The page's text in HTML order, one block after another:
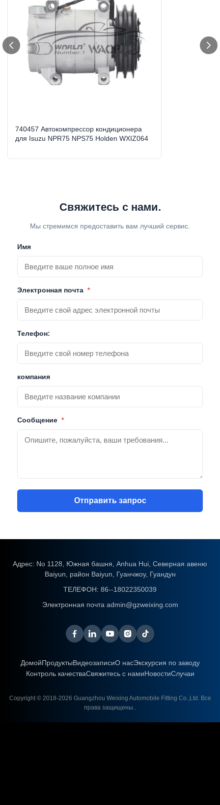
Warranty:
Type: Электрический компрессор AC
Voltage:
Weight:
740457 Автокомпрессор кондиционера
для Isuzu NPR75 NPS75 Holden WXIZ064
Свяжитесь с нами.
Мы стремимся предоставить вам лучший сервис.
Имя
Электронная почта *
Телефон:
компания
Сообщение *
Отправить запрос
Адрес: No 1128, Южная башня, Anhua Hui, Северная авеню
Baiyun, район Baiyun, Гуанчжоу, Гуандун
ТЕЛЕФОН: 86--18022350039
Электронная почта admin@gzweixing.com
ДомойПродуктыВидеозаписиО насЭкскурсия по заводу
Контроль качестваСвяжитесь с намиНовостиСлучаи
Copyright © 2018-2026 Guangzhou Weixing Automobile Fitting Co.,Ltd.Все
права защищены..